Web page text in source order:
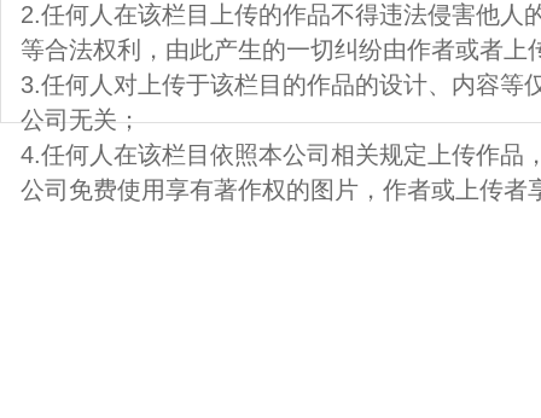
2.任何人在该栏目上传的作品不得违法侵害他人
等合法权利，由此产生的一切纠纷由作者或者上
3.任何人对上传于该栏目的作品的设计、内容等
公司无关；
4.任何人在该栏目依照本公司相关规定上传作品
公司免费使用享有著作权的图片，作者或上传者